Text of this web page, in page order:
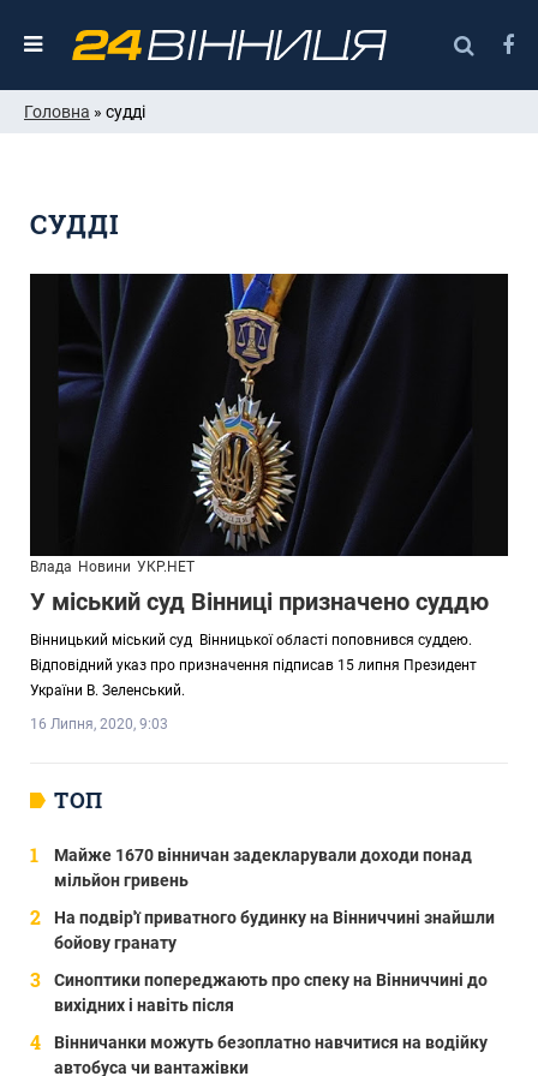
Головна » судді
СУДДІ
Влада Новини УКР.НЕТ
У міський суд Вінниці призначено суддю
Вінницький міський суд Вінницької області поповнився суддею.
Відповідний указ про призначення підписав 15 липня Президент
України В. Зеленський.
16 Липня, 2020, 9:03
ТОП
Майже 1670 вінничан задекларували доходи понад
мільйон гривень
На подвір'ї приватного будинку на Вінниччині знайшли
бойову гранату
Синоптики попереджають про спеку на Вінниччині до
вихідних і навіть після
Вінничанки можуть безоплатно навчитися на водійку
автобуса чи вантажівки